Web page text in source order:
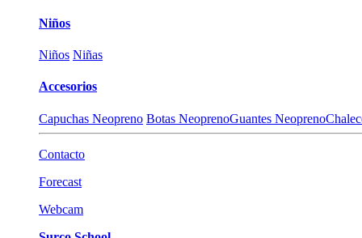
Niños
Niños Niñas
Accesorios
Capuchas Neopreno Botas NeoprenoGuantes Neopreno
Contacto
Forecast
Webcam